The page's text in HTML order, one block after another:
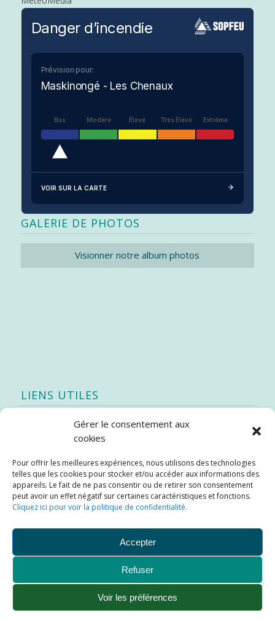
Gérer le consentement aux
cookies
Pour offrir les meilleures expériences, nous utilisons des technologies
telles que les cookies pour stocker et/ou accéder aux informations des
appareils. Le fait de ne pas consentir ou de retirer son consentement
peut avoir un effet négatif sur certaines caractéristiques et fonctions.
Cliquez ici pour voir la politique de confidentialité.
Accepter
Refuser
Voir les préférences
Danger d’incendie
Prévision pour:
Maskinongé - Les Chenaux
Bas Modéré Élevé Très Élevé Extrême
VOIR SUR LA CARTE
GALERIE DE PHOTOS
Visionner notre album photos
LIENS UTILES
Quoi de neuf
Stratégie québécoise d’économie d’eau potable
Bibliothèque
Météo locale